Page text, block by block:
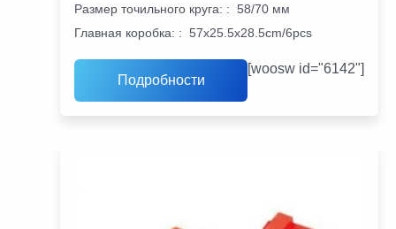
Размер точильного круга: : 58/70 мм
Главная коробка: : 57x25.5x28.5cm/6pcs
Подробности
[woosw id="6142"]